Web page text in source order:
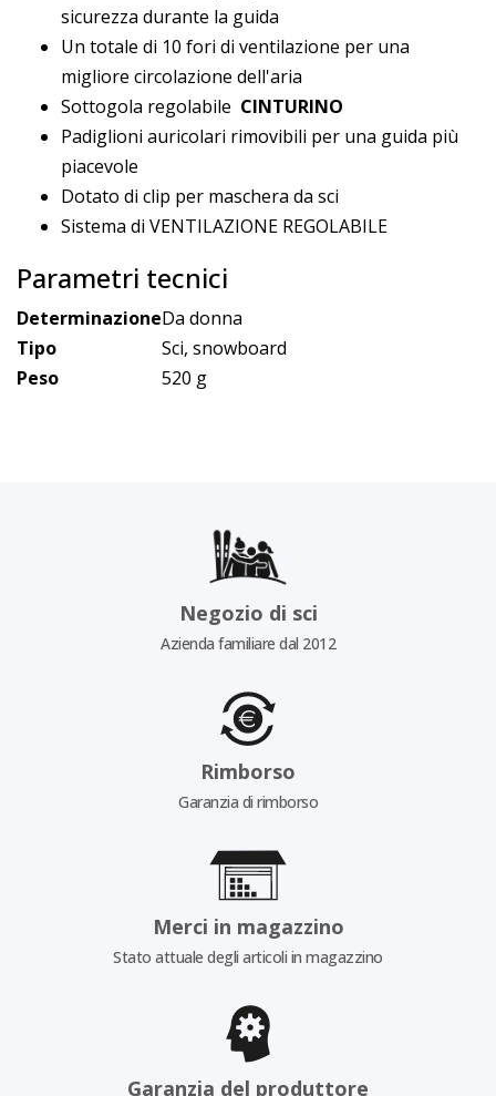
sicurezza durante la guida
Un totale di 10 fori di ventilazione per una
migliore circolazione dell'aria
Sottogola regolabile CINTURINO
Padiglioni auricolari rimovibili per una guida più
piacevole
Dotato di clip per maschera da sci
Sistema di VENTILAZIONE REGOLABILE
Parametri tecnici
DeterminazioneDa donna
Tipo
Sci, snowboard
Peso
520 g
Negozio di sci
Azienda familiare dal 2012
Rimborso
Garanzia di rimborso
Merci in magazzino
Stato attuale degli articoli in magazzino
Garanzia del produttore